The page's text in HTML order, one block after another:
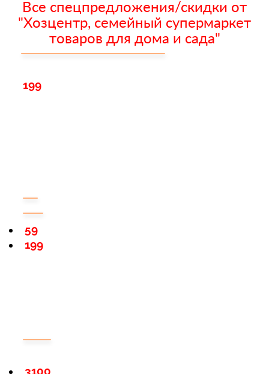
Все спецпредложения/скидки от
"Хозцентр, семейный супермаркет
товаров для дома и сада"
199
199
59
3100